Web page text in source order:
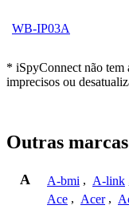
WB-IP03A
* iSpyConnect não tem
imprecisos ou
Outras
A A-bmi , A-link
Ace , Acer ,